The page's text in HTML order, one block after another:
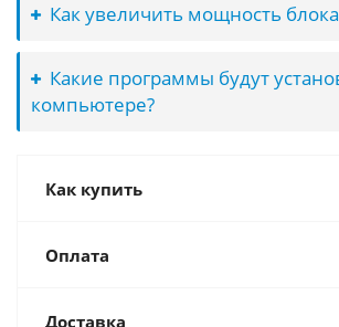
Как увеличить мощность
Какие программы будут
компьютере?
Как купить
Оплата
Доставка